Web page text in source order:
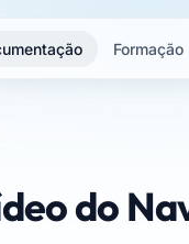
Formação
do